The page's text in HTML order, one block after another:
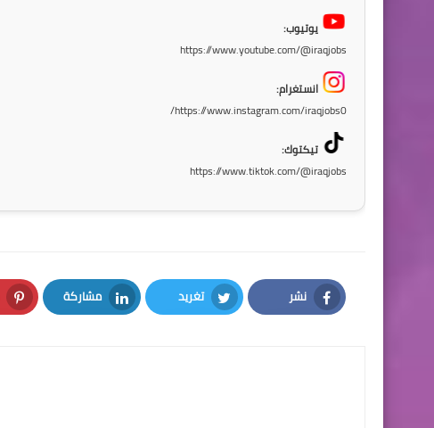
يوتيوب:
https://www.youtube.com/@iraqjobs
انستغرام:
https://www.instagram.com/iraqjobs0/
تيكتوك:
https://www.tiktok.com/@iraqjobs
نشر
Facebook
تغريد
Twitter
مشاركة
LinkedIn